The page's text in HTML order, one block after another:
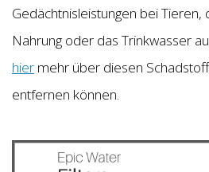
Gedächtnisleistungen bei Tieren,
Nahrung oder das Trinkwasser
hier mehr über diesen
entfernen können.